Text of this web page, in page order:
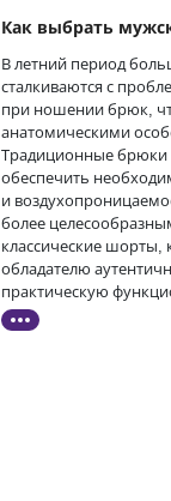
Как выбрать
В летний период
сталкиваются с
при ношении брюк,
анатомическими
Традиционные брюки
обеспечить
и
более
классические шорты,
обладателю
практическую